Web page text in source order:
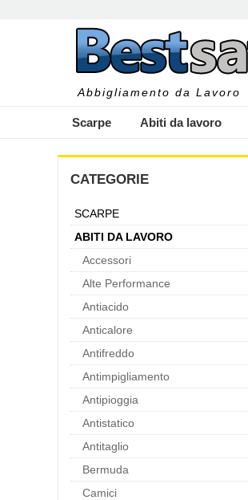
Abbigliamento da Lavoro
Scarpe Abiti da lavoro
CATEGORIE
SCARPE
ABITI DA LAVORO
Accessori
Alte Performance
Antiacido
Anticalore
Antifreddo
Antimpigliamento
Antipioggia
Antistatico
Antitaglio
Bermuda
Camici